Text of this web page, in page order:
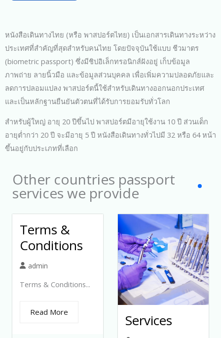
หนังสือเดินทางไทย (หรือ พาสปอร์ตไทย) เป็นเอกสารเดินทางระหว่าง
ประเทศที่สำคัญที่สุดสำหรับคนไทย โดยปัจจุบันใช้แบบ ชีวมาตร
(biometric passport) ซึ่งมีชิปอิเล็กทรอนิกส์ฝังอยู่ เก็บข้อมูล
ภาพถ่าย ลายนิ้วมือ และข้อมูลส่วนบุคคล เพื่อเพิ่มความปลอดภัยและ
ลดการปลอมแปลง พาสปอร์ตนี้ใช้สำหรับเดินทางออกนอกประเทศ
และเป็นหลักฐานยืนยันตัวตนที่ได้รับการยอมรับทั่วโลก
สำหรับผู้ใหญ่ อายุ 20 ปีขึ้นไป พาสปอร์ตมีอายุใช้งาน 10 ปี ส่วนเด็ก
อายุต่ำกว่า 20 ปี จะมีอายุ 5 ปี หนังสือเดินทางทั่วไปมี 32 หรือ 64 หน้า
ขึ้นอยู่กับประเภทที่เลือก
Other countries passport
services we provide
Terms &
Conditions
admin
Terms & Conditions...
Read More Services